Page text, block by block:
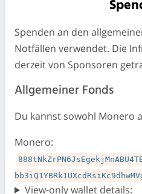
Spenden an den
Notfällen verwendet. Die
derzeit von Sponsoren
Allgemeiner Fonds
Du kannst sowohl Monero
Monero:
View-only wallet details: